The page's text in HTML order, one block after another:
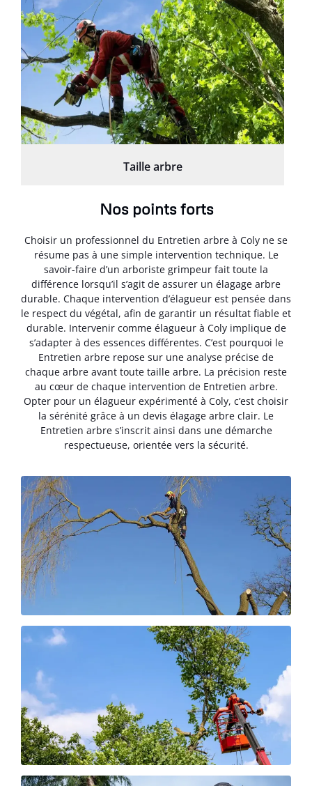
Taille arbre
Nos points forts
Choisir un professionnel du Entretien arbre à Coly ne se
résume pas à une simple intervention technique. Le
savoir-faire d’un arboriste grimpeur fait toute la
différence lorsqu’il s’agit de assurer un élagage arbre
durable. Chaque intervention d’élagueur est pensée dans
le respect du végétal, afin de garantir un résultat fiable et
durable. Intervenir comme élagueur à Coly implique de
s’adapter à des essences différentes. C’est pourquoi le
Entretien arbre repose sur une analyse précise de
chaque arbre avant toute taille arbre. La précision reste
au cœur de chaque intervention de Entretien arbre.
Opter pour un élagueur expérimenté à Coly, c’est choisir
la sérénité grâce à un devis élagage arbre clair. Le
Entretien arbre s’inscrit ainsi dans une démarche
respectueuse, orientée vers la sécurité.